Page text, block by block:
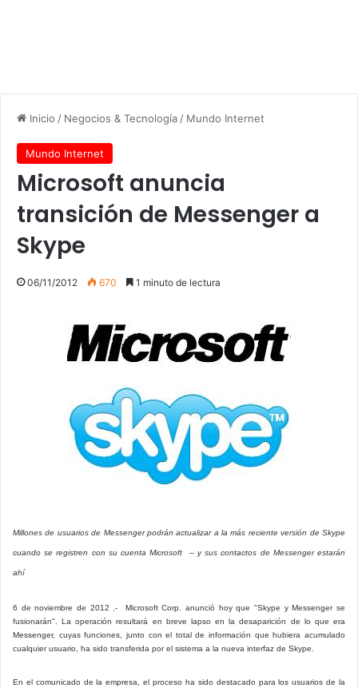
Inicio / Negocios & Tecnología / Mundo Internet
Mundo Internet
Microsoft anuncia
transición de Messenger a
Skype
06/11/2012 670 1 minuto de lectura
Millones de usuarios de Messenger podrán actualizar a la más reciente versión de Skype
cuando se registren con su cuenta Microsoft – y sus contactos de Messenger estarán
ahí
6 de noviembre de 2012 .- Microsoft Corp. anunció hoy que "Skype y Messenger se
fusionarán". La operación resultará en breve lapso en la desaparición de lo que era
Messenger, cuyas funciones, junto con el total de información que hubiera acumulado
cualquier usuario, ha sido transferida por el sistema a la nueva interfaz de Skype.
En el comunicado de la empresa, el proceso ha sido destacado para los usuarios de la